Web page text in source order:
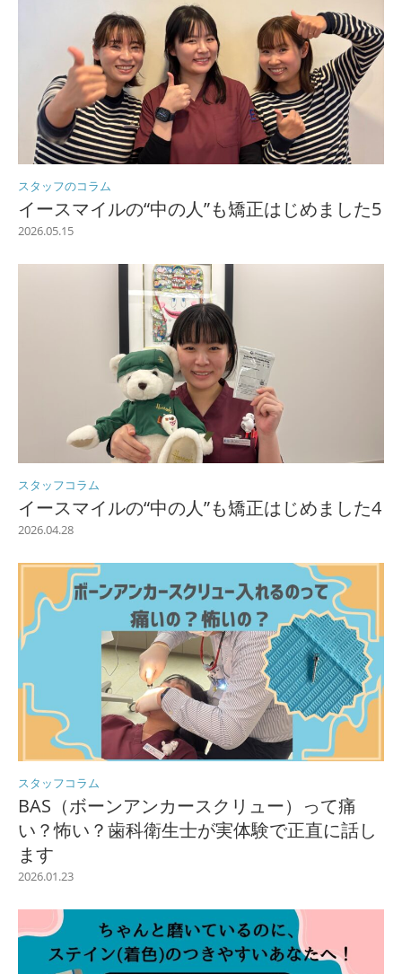
スタッフのコラム
イースマイルの“中の人”も矯正はじめました5
2026.05.15
スタッフコラム
イースマイルの“中の人”も矯正はじめました4
2026.04.28
スタッフコラム
BAS（ボーンアンカースクリュー）って痛
い？怖い？歯科衛生士が実体験で正直に話し
ます
2026.01.23